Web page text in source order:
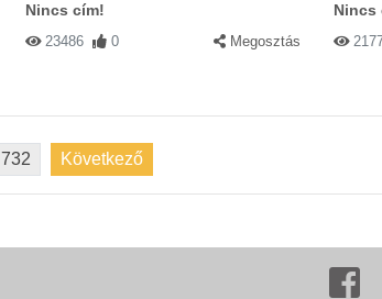
Nincs cím!
23486 0 Megosztás
Nincs
732 Következő